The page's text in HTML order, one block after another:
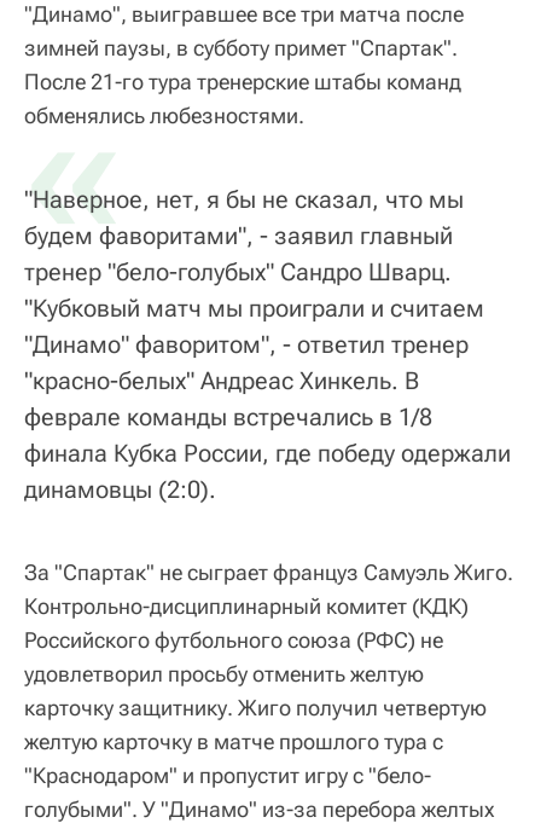
"Динамо", выигравшее все три матча после
зимней паузы, в субботу примет "Спартак".
После 21-го тура тренерские штабы команд
обменялись любезностями.
«
"Наверное, нет, я бы не сказал, что мы
будем фаворитами", - заявил главный
тренер "бело-голубых" Сандро Шварц.
"Кубковый матч мы проиграли и считаем
"Динамо" фаворитом", - ответил тренер
"красно-белых" Андреас Хинкель. В
феврале команды встречались в 1/8
финала Кубка России, где победу одержали
динамовцы (2:0).
За "Спартак" не сыграет француз Самуэль Жиго.
Контрольно-дисциплинарный комитет (КДК)
Российского футбольного союза (РФС) не
удовлетворил просьбу отменить желтую
карточку защитнику. Жиго получил четвертую
желтую карточку в матче прошлого тура с
"Краснодаром" и пропустит игру с "бело-
голубыми". У "Динамо" из-за перебора желтых